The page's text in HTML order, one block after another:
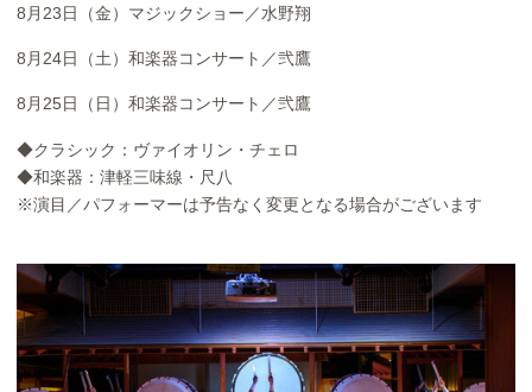
8月23日（金）マジックショー／水野翔
8月24日（土）和楽器コンサート／弐鷹
8月25日（日）和楽器コンサート／弐鷹
◆クラシック：ヴァイオリン・チェロ
◆和楽器：津軽三味線・尺八
※演目／パフォーマーは予告なく変更となる場合がございます